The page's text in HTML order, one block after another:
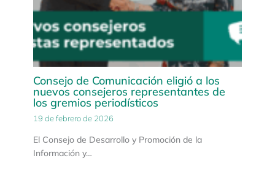
Consejo de Comunicación eligió a los
nuevos consejeros representantes de
los gremios periodísticos
19 de febrero de 2026
El Consejo de Desarrollo y Promoción de la
Información y…